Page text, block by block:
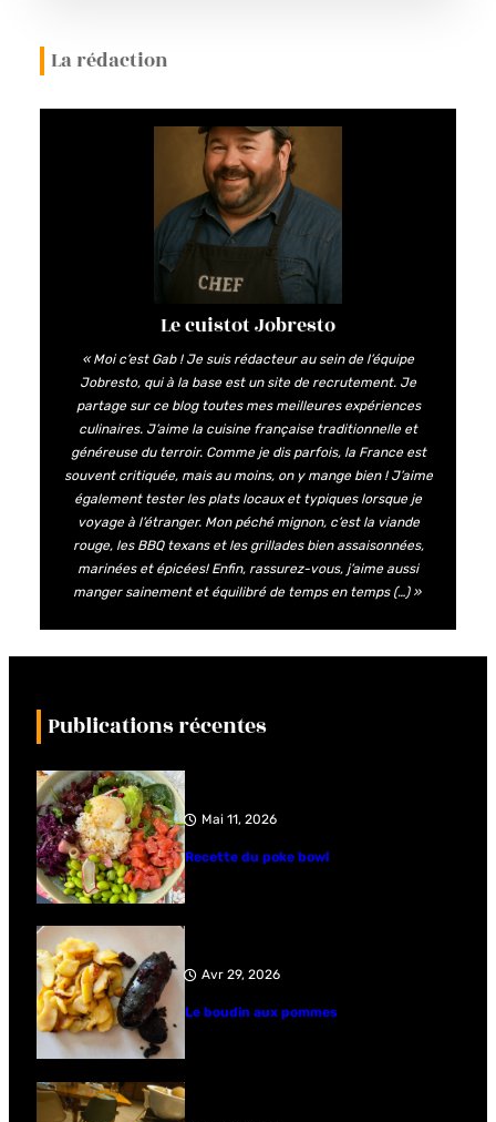
La rédaction
Le cuistot Jobresto
« Moi c’est Gab ! Je suis rédacteur au sein de l’équipe
Jobresto, qui à la base est un site de recrutement. Je
partage sur ce blog toutes mes meilleures expériences
culinaires. J’aime la cuisine française traditionnelle et
généreuse du terroir. Comme je dis parfois, la France est
souvent critiquée, mais au moins, on y mange bien ! J’aime
également tester les plats locaux et typiques lorsque je
voyage à l’étranger. Mon péché mignon, c’est la viande
rouge, les BBQ texans et les grillades bien assaisonnées,
marinées et épicées! Enfin, rassurez-vous, j’aime aussi
manger sainement et équilibré de temps en temps (…) »
Publications récentes
Mai 11, 2026
Recette du poke bowl
Avr 29, 2026
Le boudin aux pommes